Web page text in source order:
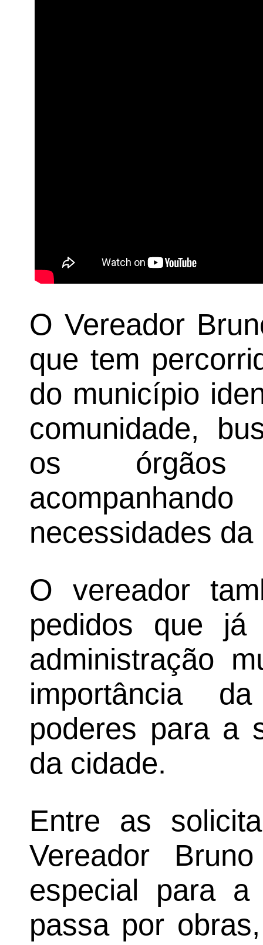
O Vereador
que tem
do município
comunidade,
os órgãos
necessidades
O vereador
pedidos que já
administração
importância
poderes para a
da cidade.
Entre as
Vereador
especial para
passa por